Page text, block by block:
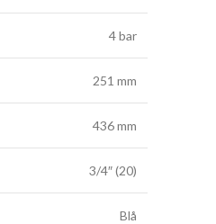
4 bar
251 mm
436 mm
3/4″ (20)
Blå